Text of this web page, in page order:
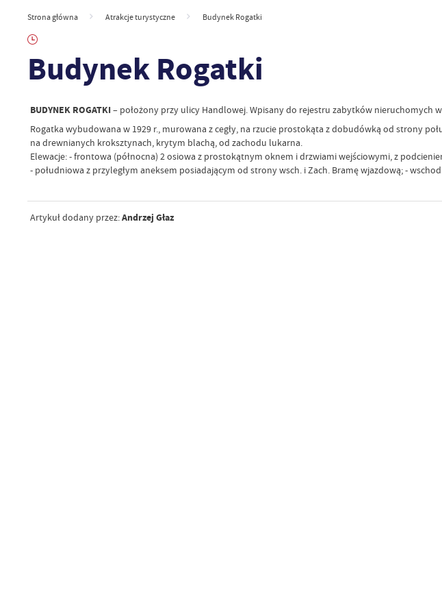
Strona główna Atrakcje turystyczne Budynek Rogatki
Budynek Rogatki
BUDYNEK ROGATKI– położony przy ulicy Handlowej. Wpisany do rejestru zabytków nieruchomych
Rogatka wybudowana w 1929 r., murowana z cegły, na rzucie prostokąta z dobudówką od strony
na drewnianych kroksztynach, krytym blachą, od zachodu lukarna.
Elewacje: - frontowa (północna) 2 osiowa z prostokątnym oknem i drzwiami wejściowymi, z
- południowa z przyległym aneksem posiadającym od strony wsch. i Zach. Bramę wjazdową; -
Artykuł dodany przez:Andrzej Głaz